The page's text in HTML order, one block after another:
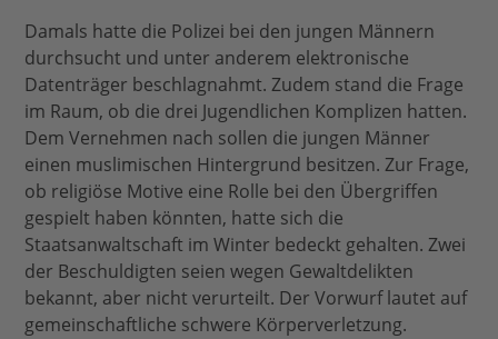
Damals hatte die Polizei bei den jungen Männern
durchsucht und unter anderem elektronische
Datenträger beschlagnahmt. Zudem stand die Frage
im Raum, ob die drei Jugendlichen Komplizen hatten.
Dem Vernehmen nach sollen die jungen Männer
einen muslimischen Hintergrund besitzen. Zur Frage,
ob religiöse Motive eine Rolle bei den Übergriffen
gespielt haben könnten, hatte sich die
Staatsanwaltschaft im Winter bedeckt gehalten. Zwei
der Beschuldigten seien wegen Gewaltdelikten
bekannt, aber nicht verurteilt. Der Vorwurf lautet auf
gemeinschaftliche schwere Körperverletzung.